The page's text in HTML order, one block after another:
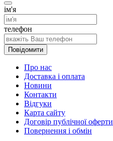
ім'я
телефон
Повідомити
Про нас
Доставка і оплата
Новини
Контакти
Відгуки
Карта сайту
Договір публічної оферти
Повернення і обмін